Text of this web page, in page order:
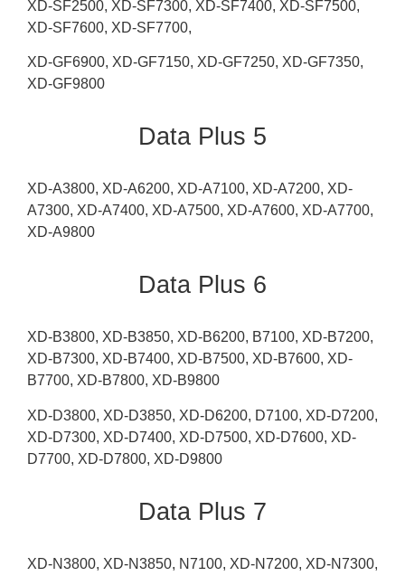
XD-SF2500, XD-SF7300, XD-SF7400, XD-SF7500,
XD-SF7600, XD-SF7700,
XD-GF6900, XD-GF7150, XD-GF7250, XD-GF7350,
XD-GF9800
Data Plus 5
XD-A3800, XD-A6200, XD-A7100, XD-A7200, XD-
A7300, XD-A7400, XD-A7500, XD-A7600, XD-A7700,
XD-A9800
Data Plus 6
XD-B3800, XD-B3850, XD-B6200, B7100, XD-B7200,
XD-B7300, XD-B7400, XD-B7500, XD-B7600, XD-
B7700, XD-B7800, XD-B9800
XD-D3800, XD-D3850, XD-D6200, D7100, XD-D7200,
XD-D7300, XD-D7400, XD-D7500, XD-D7600, XD-
D7700, XD-D7800, XD-D9800
Data Plus 7
XD-N3800, XD-N3850, N7100, XD-N7200, XD-N7300,